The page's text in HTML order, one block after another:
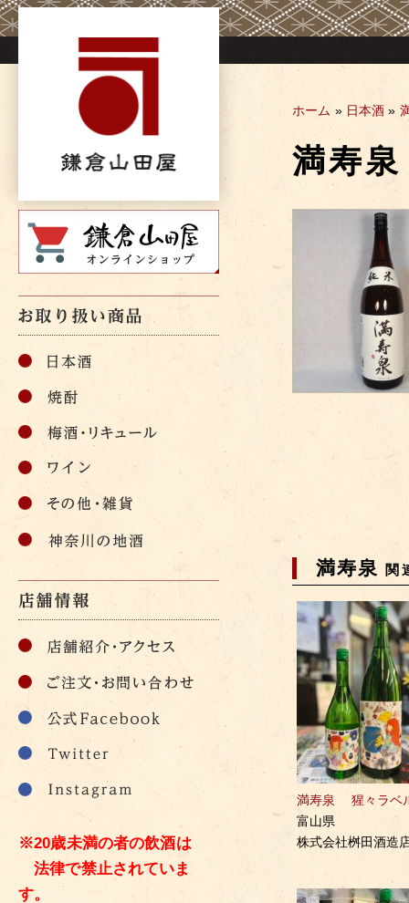
Skip
to
ホーム » 日本酒 »
満寿
満寿泉関
満寿泉 猩々ラベ
富山県
株式会社桝田酒造
※20歳未満の者の飲酒は
法律で禁止されていま
す。